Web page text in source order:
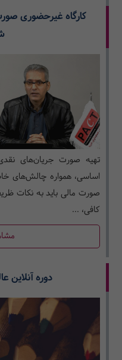
کارگاه غیرحضوری
تهیه صورت جریان‌های
اساسی، همواره چالش‌های
صورت مالی باید به نکات
کافی، ...
دوره آنلاین